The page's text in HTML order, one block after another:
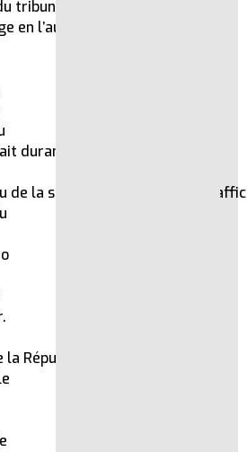
tribunal du lieu,
en l’auditoire et au
durant 30 jours.
de la situation du terrain pour
République pour information.